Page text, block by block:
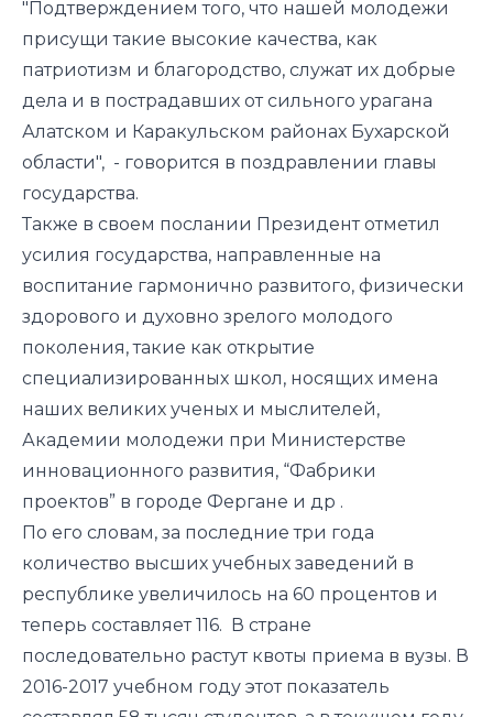
"Подтверждением того, что нашей молодежи
присущи такие высокие качества, как
патриотизм и благородство, служат их добрые
дела и в пострадавших от сильного урагана
Алатском и Каракульском районах Бухарской
области", - говорится в поздравлении главы
государства.
Также в своем послании Президент отметил
усилия государства, направленные на
воспитание гармонично развитого, физически
здорового и духовно зрелого молодого
поколения, такие как открытие
специализированных школ, носящих имена
наших великих ученых и мыслителей,
Академии молодежи при Министерстве
инновационного развития, “Фабрики
проектов” в городе Фергане и др .
По его словам, за последние три года
количество высших учебных заведений в
республике увеличилось на 60 процентов и
теперь составляет 116. В стране
последовательно растут квоты приема в вузы. В
2016-2017 учебном году этот показатель